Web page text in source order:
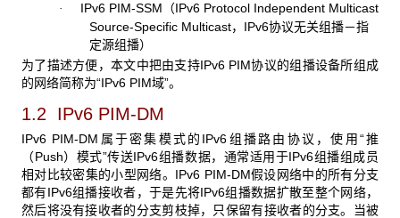
· IPv6 PIM-SSM（IPv6 Protocol Independent Multicast
Source-Specific Multicast，IPv6协议无关组播－指
定源组播）
为了描述方便，本文中把由支持IPv6 PIM协议的组播设备所组成
的网络简称为“IPv6 PIM域”。
1.2 IPv6 PIM-DM
IPv6 PIM-DM属于密集模式的IPv6组播路由协议，使用“推
（Push）模式”传送IPv6组播数据，通常适用于IPv6组播组成员
相对比较密集的小型网络。IPv6 PIM-DM假设网络中的所有分支
都有IPv6组播接收者，于是先将IPv6组播数据扩散至整个网络，
然后将没有接收者的分支剪枝掉，只保留有接收者的分支。当被